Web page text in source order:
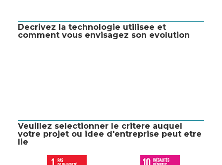
Decrivez la technologie utilisee et
comment vous envisagez son evolution
Veuillez selectionner le critere auquel
votre projet ou idee d'entreprise peut etre
lie